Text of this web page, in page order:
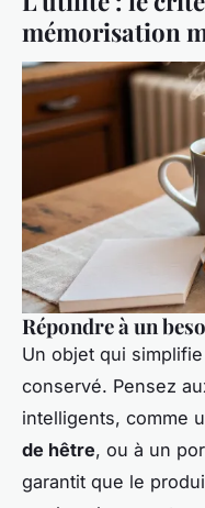
mémorisation
Répondre à un
Un objet qui
conservé. Pensez
intelligents, comme
de hêtre, ou à un
garantit que le